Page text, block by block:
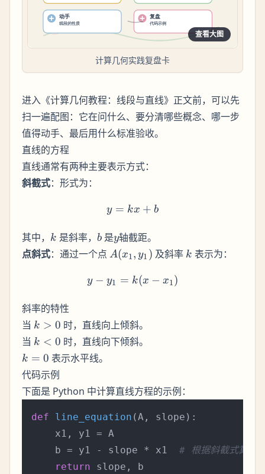
查看大图
计算几何实践复盘卡
进入《计算几何教程：线段与直线》正文前，可以先
扫一遍配图：它在问什么、要分清哪些概念、哪一步
值得动手、最后用什么标准验收。
直线的方程
直线通常有两种主要表示方式：
斜截式：形式为：
y = kx + b
y = kx + b
其中， k
k 是斜率， b
b是y
y轴截距。
点斜式：通过一个点 A(x_1,
A(x1, y1 ) 及斜率 k
k 表示为：
y - y_1 = k(x - x_1)
y − y1 = k(x − x1)
斜率的特性
当 k
>
k > 0 时，直线向上倾斜。
当 k
k < 0 时，直线向下倾斜。
k
=
0
k = 0 表示水平线。
代码示例
下面是 Python 中计算直线方程的示例：
def line_equation (A, slope ):
    x1, y1 = A
    b = y1 - slope * x1
# 根据斜截式算出
return slope, b